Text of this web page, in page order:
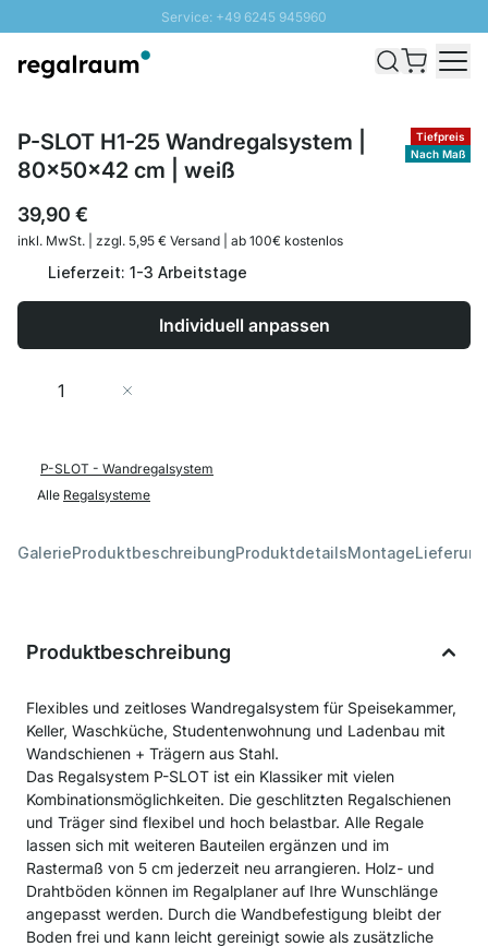
Service: +49 6245 945960
Schnelle Lieferung - Gratis Versand ab 100€
Tiefpreis
Nach Maß
P-SLOT H1-25 Wandregalsystem |
80x50x42 cm | weiß
39,90 €
inkl. MwSt. | zzgl. 5,95 € Versand | ab 100€ kostenlos
Lieferzeit: 1-3 Arbeitstage
Individuell anpassen
Menge
P-SLOT - Wandregalsystem
Alle Regalsysteme
GalerieProduktbeschreibungProduktdetailsMontage
Produktbeschreibung
Flexibles und zeitloses Wandregalsystem für Speisekammer,
Keller, Waschküche, Studentenwohnung und Ladenbau mit
Wandschienen + Trägern aus Stahl.
Das Regalsystem P-SLOT ist ein Klassiker mit vielen
Kombinationsmöglichkeiten. Die geschlitzten Regalschienen
und Träger sind flexibel und hoch belastbar. Alle Regale
lassen sich mit weiteren Bauteilen ergänzen und im
Rastermaß von 5 cm jederzeit neu arrangieren. Holz- und
Drahtböden können im Regalplaner auf Ihre Wunschlänge
angepasst werden. Durch die Wandbefestigung bleibt der
Boden frei und kann leicht gereinigt sowie als zusätzliche